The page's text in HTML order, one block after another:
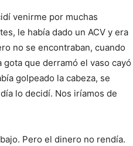
venirme por muchas
le había dado un ACV y era
no se encontraban, cuando
que derramó el vaso cayó
golpeado la cabeza, se
lo decidí. Nos iríamos de
Pero el dinero no rendía.